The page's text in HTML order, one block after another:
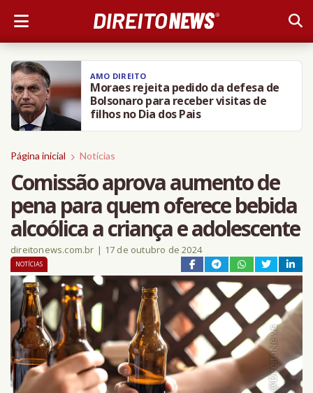
AMO DIREITO
Moraes rejeita pedido da defesa de
Bolsonaro para receber visitas de
filhos no Dia dos Pais
Página inicial Notícias
Comissão aprova aumento de
pena para quem oferece bebida
alcoólica a criança e adolescente
direitonews.com.br | 17 de outubro de 2024
NOTÍCIAS